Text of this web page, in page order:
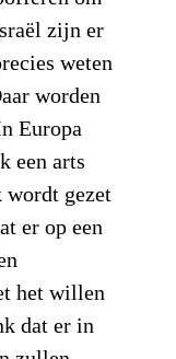
zijn er
weten
worden
Europa
een arts
gezet
er op een
het willen
dat er in